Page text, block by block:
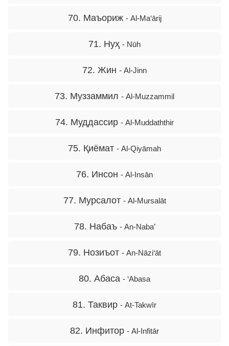
70. Маъориж - Al-Ma‘ārij
71. Нуҳ - Nūh
72. Жин - Al-Jinn
73. Муззаммил - Al-Muzzammil
74. Муддассир - Al-Muddaththir
75. Қиёмат - Al-Qiyāmah
76. Инсон - Al-Insān
77. Мурсалот - Al-Mursalāt
78. Набаъ - An-Naba’
79. Нозиъот - An-Nāzi‘āt
80. Абаса - ‘Abasa
81. Таквир - At-Takwīr
82. Инфитор - Al-Infitār